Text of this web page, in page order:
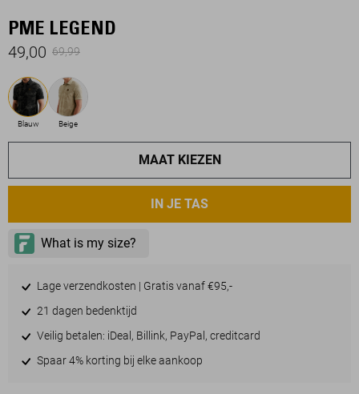
PME LEGEND
49,00 69,99
Blauw Beige
MAAT KIEZEN
IN JE TAS
Lage verzendkosten | Gratis vanaf €95,-
21 dagen bedenktijd
Veilig betalen: iDeal, Billink, PayPal, creditcard
Spaar 4% korting bij elke aankoop